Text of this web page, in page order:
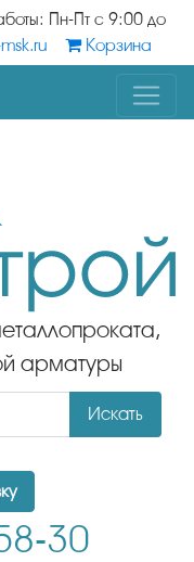
Пн-Пт с 9:00 до
Корзина
арматуры
Искать
30